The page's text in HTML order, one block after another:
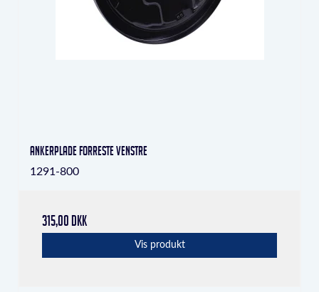
Ankerplade forreste venstre
1291-800
315,00 DKK
Vis produkt